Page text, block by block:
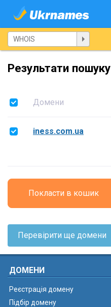
Результати пошуку
Домени
iness.com.ua
Покласти в кошик
Перевірити ще домени
ДОМЕНИ
Реєстрація домену
Підбір домену